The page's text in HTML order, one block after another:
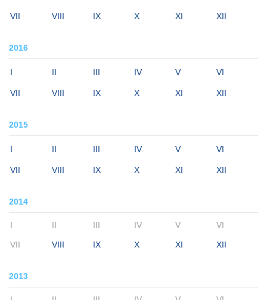
VII VIII IX X XI XII
2016
I II III IV V VI
VII VIII IX X XI XII
2015
I II III IV V VI
VII VIII IX X XI XII
2014
I II III IV V VI
VII VIII IX X XI XII
2013